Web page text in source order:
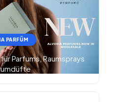
PARFÜM
Parfums, Raumsprays